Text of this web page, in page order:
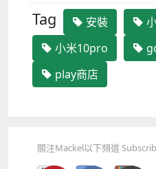
Tag 安裝
小米10pro
play商店
關注Mackel以下頻道